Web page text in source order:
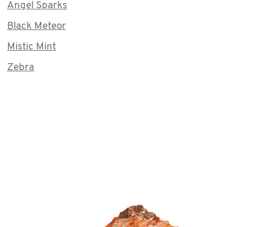
Angel Sparks
Black Meteor
Mistic Mint
Zebra